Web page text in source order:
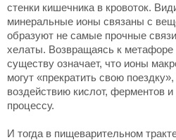
стенки кишечника в кровоток.
минеральные ионы связаны с
образуют не самые прочные
хелаты. Возвращаясь к метафоре
существу означает, что ионы
могут «прекратить свою поездку»,
воздействию кислот, ферментов
процессу.
И тогда в пищеварительном